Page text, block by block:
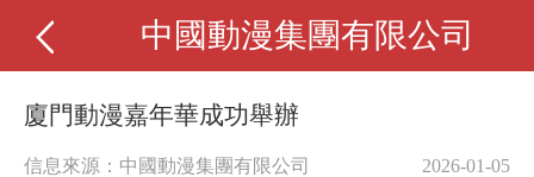
中國動漫集團有限公司
廈門動漫嘉年華成功舉辦
信息來源：中國動漫集團有限公司 2026-01-05